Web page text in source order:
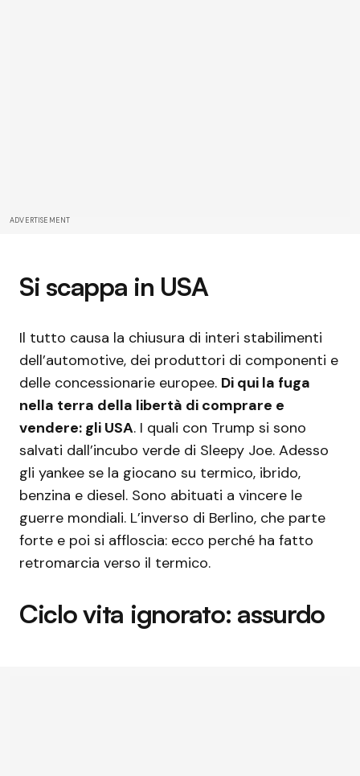
ADVERTISEMENT
Si scappa in USA
Il tutto causa la chiusura di interi stabilimenti
dell’automotive, dei produttori di componenti e
delle concessionarie europee. Di qui la fuga
nella terra della libertà di comprare e
vendere: gli USA. I quali con Trump si sono
salvati dall’incubo verde di Sleepy Joe. Adesso
gli yankee se la giocano su termico, ibrido,
benzina e diesel. Sono abituati a vincere le
guerre mondiali. L’inverso di Berlino, che parte
forte e poi si affloscia: ecco perché ha fatto
retromarcia verso il termico.
Ciclo vita ignorato: assurdo